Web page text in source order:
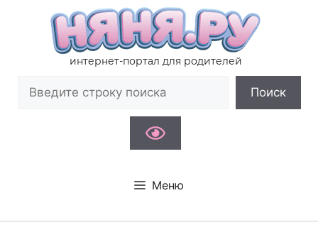
содержимому
интернет-портал для родителей
Поиск
Меню